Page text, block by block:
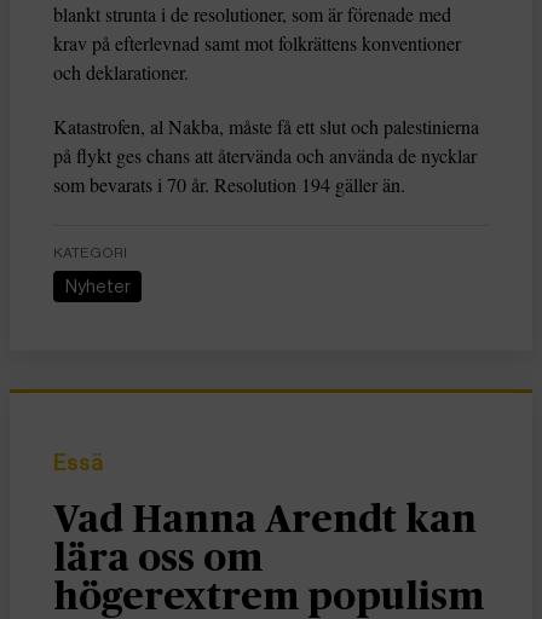
blankt strunta i de resolutioner, som är förenade med
krav på efterlevnad samt mot folkrättens konventioner
och deklarationer.
Katastrofen, al Nakba, måste få ett slut och palestinierna
på flykt ges chans att återvända och använda de nycklar
som bevarats i 70 år. Resolution 194 gäller än.
KATEGORI
Nyheter
Essä
Vad Hanna Arendt kan
lära oss om
högerextrem populism